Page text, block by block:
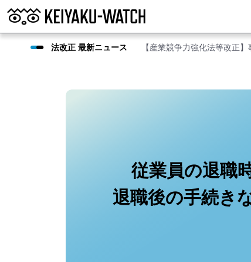
法改正 最新ニュース 【産業競争力強化法等改正
従業員の退職
退職後の手続き